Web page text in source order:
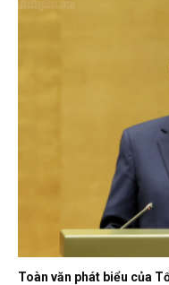
Toàn văn phát biểu của